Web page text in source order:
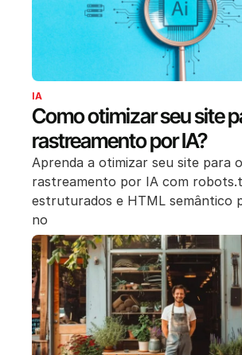
IA
Como otimizar seu site
rastreamento por IA?
Aprenda a otimizar seu site para o
rastreamento por IA com
estruturados e HTML semântico
no